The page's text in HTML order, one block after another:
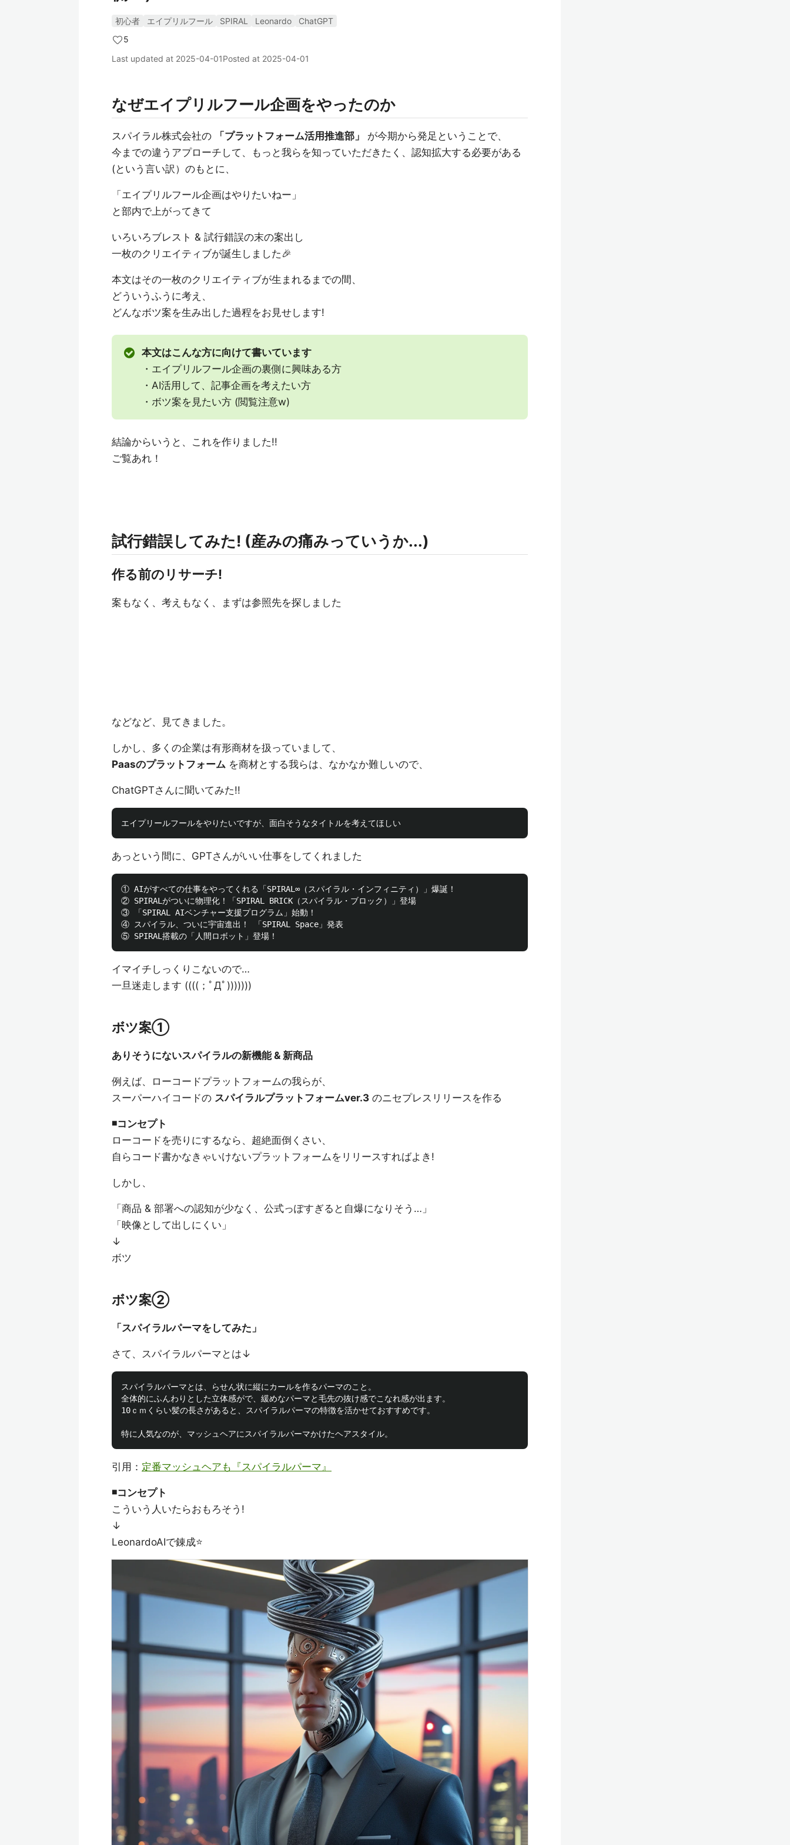
初心者 エイプリルフール SPIRAL Leonardo
ChatGPT
5
Last updated at 2025-04-01Posted at 2025-04-01
なぜエイプリルフール企画をやったのか
スパイラル株式会社の 「プラットフォーム活用推進部」
が今期から発足ということで、
今までの違うアプローチして、もっと我らを知っていただきたく、認知拡大する必要がある
(という言い訳）のもとに、
「エイプリルフール企画はやりたいねー」
と部内で上がってきて
いろいろブレスト & 試行錯誤の末の案出し
一枚のクリエイティブが誕生しました🎉
本文はその一枚のクリエイティブが生まれるまでの間、
どういうふうに考え、
どんなボツ案を生み出した過程をお見せします!
本文はこんな方に向けて書いています
・エイプリルフール企画の裏側に興味ある方
・AI活用して、記事企画を考えたい方
・ボツ案を見たい方 (閲覧注意w)
結論からいうと、これを作りました!!
ご覧あれ！
試行錯誤してみた! (産みの痛みっていうか...)
作る前のリサーチ!
案もなく、考えもなく、まずは参照先を探しました
などなど、見てきました。
しかし、多くの企業は有形商材を扱っていまして、
Paasのプラットフォーム を商材とする我らは、なかなか難しいので、
ChatGPTさんに聞いてみた!!
あっという間に、GPTさんがいい仕事をしてくれました
① AIがすべての仕事をやってくれる「SPIRAL∞（スパイラル・インフィニティ）」爆誕！
② SPIRALがついに物理化！「SPIRAL BRICK（スパイラル・ブロック）」登場
③ 「SPIRAL AIベンチャー支援プログラム」始動！
④ スパイラル、ついに宇宙進出！ 「SPIRAL Space」発表
イマイチしっくりこないので…
一旦迷走します ((((；ﾟДﾟ)))))))
ボツ案①
ありそうにないスパイラルの新機能 & 新商品
例えば、ローコードプラットフォームの我らが、
スーパーハイコードの スパイラルプラットフォームver.3 のニセプレスリリースを作る
◾️コンセプト
ローコードを売りにするなら、超絶面倒くさい、
自らコード書かなきゃいけないプラットフォームをリリースすればよき!
しかし、
「商品 & 部署への認知が少なく、公式っぽすぎると自爆になりそう…」
「映像として出しにくい」
↓
ボツ
ボツ案②
「スパイラルパーマをしてみた」
さて、スパイラルパーマとは↓
スパイラルパーマとは、らせん状に縦にカールを作るパーマのこと。
全体的にふんわりとした立体感がで、緩めなパーマと毛先の抜け感でこなれ感が出ます。
10ｃｍくらい髪の長さがあると、スパイラルパーマの特徴を活かせておすすめです。
引用： 定番マッシュヘアも『スパイラルパーマ』
◾️コンセプト
こういう人いたらおもろそう!
↓
LeonardoAIで錬成⭐️